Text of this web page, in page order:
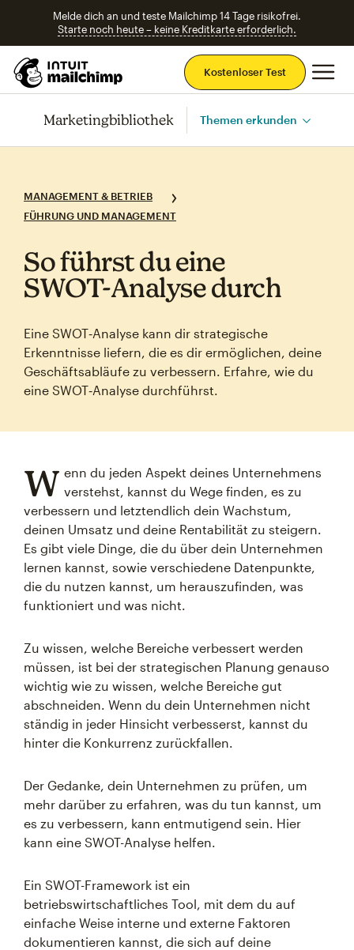
Melde dich an und teste Mailchimp 14 Tage risikofrei.
Starte noch heute – keine Kreditkarte erforderlich.
Kostenloser Test
Marketingbibliothek Themen erkunden
MANAGEMENT & BETRIEB
FÜHRUNG UND MANAGEMENT
So führst du eine
SWOT‑Analyse durch
Eine SWOT‑Analyse kann dir strategische
Erkenntnisse liefern, die es dir ermöglichen, deine
Geschäftsabläufe zu verbessern. Erfahre, wie du
eine SWOT‑Analyse durchführst.
W enn du jeden Aspekt deines Unternehmens
verstehst, kannst du Wege finden, es zu
verbessern und letztendlich dein Wachstum,
deinen Umsatz und deine Rentabilität zu steigern.
Es gibt viele Dinge, die du über dein Unternehmen
lernen kannst, sowie verschiedene Datenpunkte,
die du nutzen kannst, um herauszufinden, was
funktioniert und was nicht.
Zu wissen, welche Bereiche verbessert werden
müssen, ist bei der strategischen Planung genauso
wichtig wie zu wissen, welche Bereiche gut
abschneiden. Wenn du dein Unternehmen nicht
ständig in jeder Hinsicht verbesserst, kannst du
hinter die Konkurrenz zurückfallen.
Der Gedanke, dein Unternehmen zu prüfen, um
mehr darüber zu erfahren, was du tun kannst, um
es zu verbessern, kann entmutigend sein. Hier
kann eine SWOT-Analyse helfen.
Ein SWOT-Framework ist ein
betriebswirtschaftliches Tool, mit dem du auf
einfache Weise interne und externe Faktoren
dokumentieren kannst, die sich auf deine